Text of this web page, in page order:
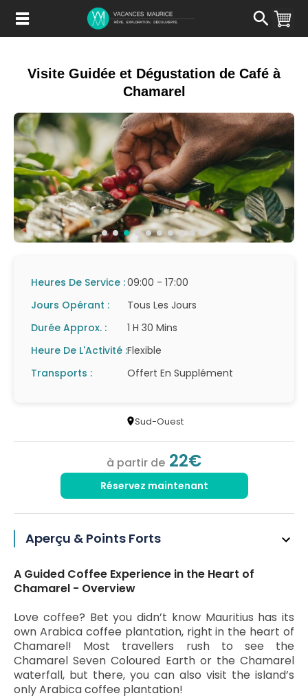
Contenu
Visite Guidée et Dégustation de Café à
Chamarel
Heures De Service :09:00 - 17:00
Jours Opérant :
Tous Les Jours
Durée Approx. :
1 H 30 Mins
Heure De L'Activité :Flexible
Transports :
Offert En Supplément
Sud-Ouest
à partir de 22€
Réservez maintenant
Aperçu & Points Forts
A Guided Coffee Experience in the Heart of
Chamarel - Overview
Love coffee? Bet you didn’t know Mauritius has its
own Arabica coffee plantation, right in the heart of
Chamarel! Most travellers rush to see the
Chamarel Seven Coloured Earth or the Chamarel
waterfall, but there, you can also visit the island’s
only Arabica coffee plantation!